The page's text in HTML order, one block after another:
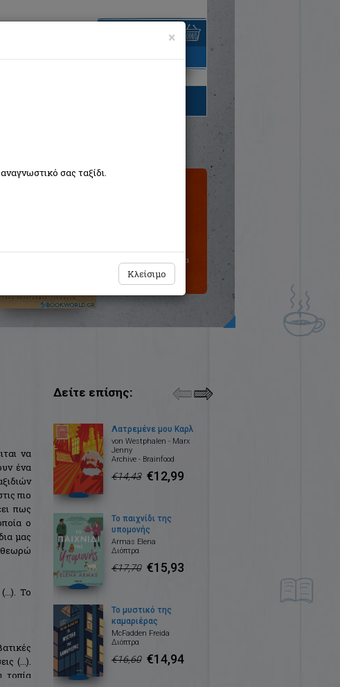
είναι άδειο
Δεν υπάρχει δυνατότητα
παραγγελίας
να
ένα
πιο
πως
ο
μας
θεωρώ
Το
(...).
τοπία
Δείτε επίσης:
Λατρεμένε μου Καρλ
von Westphalen - Marx
Jenny
Archive - Brainfood
€14,43 €12,99
Το παιχνίδι της
υπομονής
Armas Elena
Διόπτρα
€17,70 €15,93
Το μυστικό της
καμαριέρας
McFadden Freida
Διόπτρα
€16,60 €14,94
×
σας ταξίδι.
Κλείσιμο